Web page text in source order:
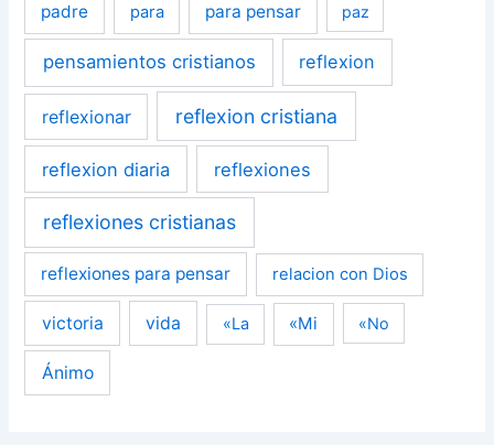
padre para para pensar paz
pensamientos cristianos reflexion
reflexionar reflexion cristiana
reflexion diaria reflexiones
reflexiones cristianas
reflexiones para pensar relacion con Dios
victoria vida «La «Mi «No
Ánimo